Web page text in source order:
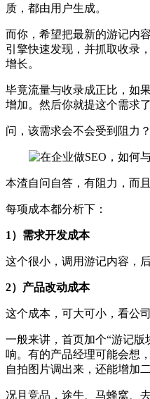
质，都由用户生成。
而你，希望把最新的游记内
引擎快速发现，并抓取收录
增长。
毕竟流量与收录成正比，如
增加。然后你就提这个需求了
问，该需求会不会受到阻力
本渣自问自答，有阻力，而且
每项成本都分析下：
1）需求开发成本
这个很小，调用游记内容，
2）产品改动成本
这个成本，可大可小，看公
一般来讲，首页加个“游记
响。有的产品经理可能会想
自拍图片调出来，还能增加
况且竞品，途牛、马蜂窝、